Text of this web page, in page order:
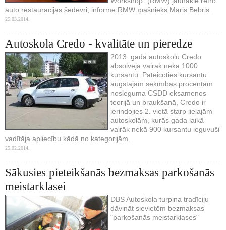
auto restaurācijas šedevri, informē RMW īpašnieks Māris Bebris.
25.03.2014.
Autoskola Credo - kvalitāte un pieredze
2013. gadā autoskolu Credo
absolvēja vairāk nekā 1000
kursantu. Pateicoties kursantu
augstajam sekmības procentam
noslēguma CSDD eksāmenos
teorijā un braukšanā, Credo ir
ierindojies 2. vietā starp lielajām
autoskolām, kurās gada laikā
vairāk nekā 900 kursantu ieguvuši
vadītāja apliecību kādā no kategorijām.
25.02.2014.
Sākusies pieteikšanās bezmaksas parkošanās
meistarklasei
DBS Autoskola turpina tradīciju
dāvināt sievietēm bezmaksas
"parkošanās meistarklases"